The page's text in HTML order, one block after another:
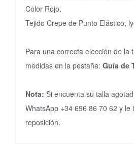
Color Rojo.
Tejido Crepe de Punto Elástico,
Para una correcta elección de la
medidas en la pestaña: Guía de
Nota: Si encuenta su talla
WhatsApp +34 696 86 70 62 y le
reposición.